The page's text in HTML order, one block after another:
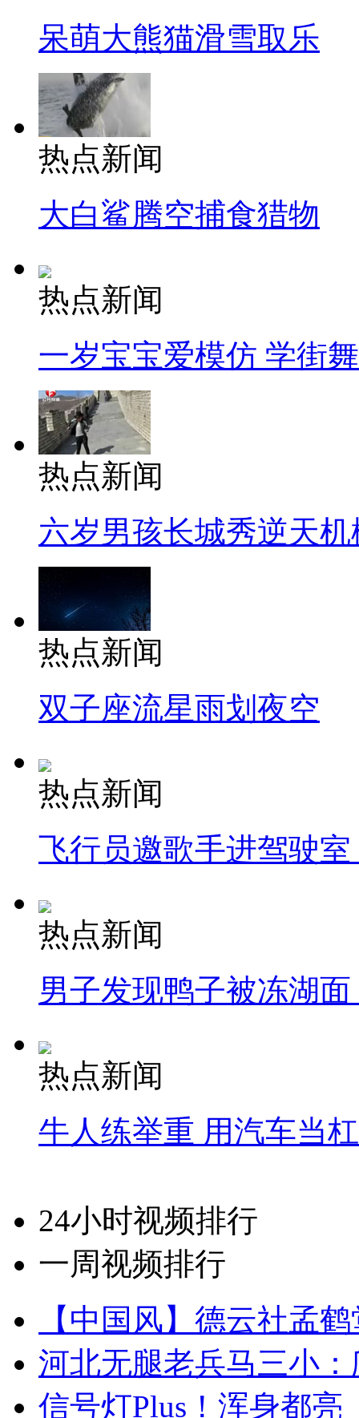
呆萌大熊猫滑雪取乐
热点新闻
大白鲨腾空捕食猎物
热点新闻
一岁宝宝爱模仿 学街
热点新闻
六岁男孩长城秀逆天机
热点新闻
双子座流星雨划夜空
热点新闻
飞行员邀歌手进驾驶
热点新闻
男子发现鸭子被冻湖
热点新闻
牛人练举重 用汽车当
24小时视频排行
一周视频排行
【中国风】德云社孟
河北无腿老兵马三小
信号灯Plus！浑身都亮